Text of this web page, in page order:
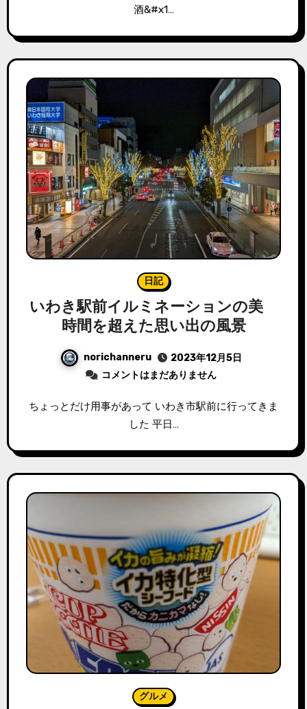
酒&#x1…
日記
いわき駅前イルミネーションの美
時間を超えた思い出の風景
norichanneru
2023年12月5日
コメントはまだありません
ちょっとだけ用事があって いわき市駅前に行ってきま
した 平日…
グルメ